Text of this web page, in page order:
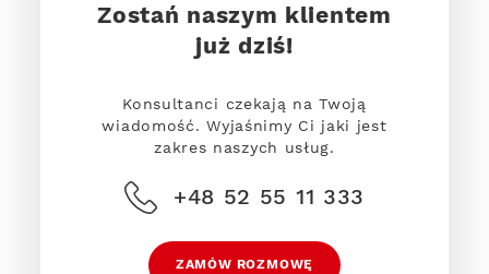
Zostań naszym klientem
już dziś!
Konsultanci czekają na Twoją
wiadomość. Wyjaśnimy Ci jaki jest
zakres naszych usług.
+48 52 55 11 333
ZAMÓW ROZMOWĘ